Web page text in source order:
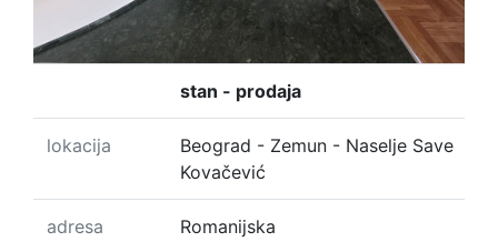
stan - prodaja
lokacija
Beograd - Zemun - Naselje Save
Kovačević
adresa Romanijska